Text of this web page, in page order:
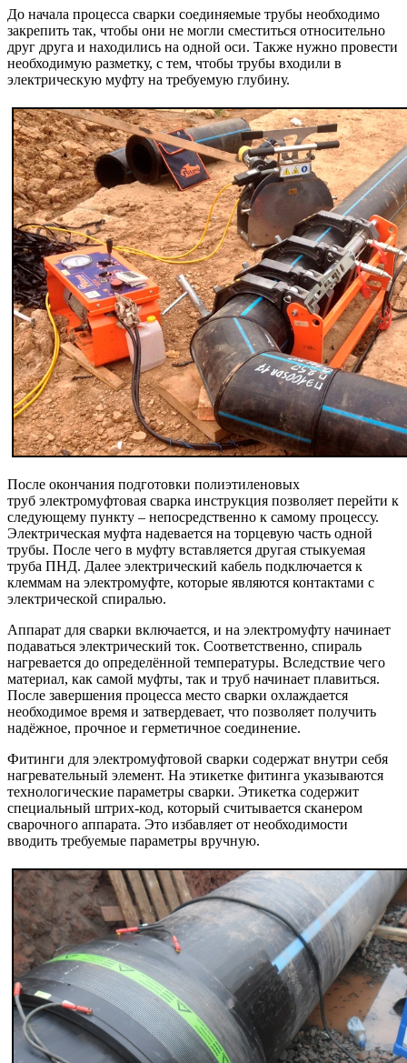
До начала процесса сварки соединяемые трубы необходимо
закрепить так, чтобы они не могли сместиться относительно
друг друга и находились на одной оси. Также нужно провести
необходимую разметку, с тем, чтобы трубы входили в
электрическую муфту на требуемую глубину.
После окончания подготовки полиэтиленовых
труб электромуфтовая сварка инструкция позволяет перейти к
следующему пункту – непосредственно к самому процессу.
Электрическая муфта надевается на торцевую часть одной
трубы. После чего в муфту вставляется другая стыкуемая
труба ПНД. Далее электрический кабель подключается к
клеммам на электромуфте, которые являются контактами с
электрической спиралью.
Аппарат для сварки включается, и на электромуфту начинает
подаваться электрический ток. Соответственно, спираль
нагревается до определённой температуры. Вследствие чего
материал, как самой муфты, так и труб начинает плавиться.
После завершения процесса место сварки охлаждается
необходимое время и затвердевает, что позволяет получить
надёжное, прочное и герметичное соединение.
Фитинги для электромуфтовой сварки содержат внутри себя
нагревательный элемент. На этикетке фитинга указываются
технологические параметры сварки. Этикетка содержит
специальный штрих-код, который считывается сканером
сварочного аппарата. Это избавляет от необходимости
вводить требуемые параметры вручную.